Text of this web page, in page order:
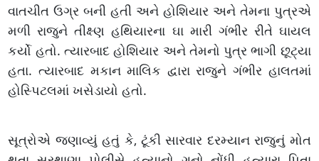
વાતચીત ઉગ્ર બની હતી અને હોશિયાર અને તેમના પુત્રએ
મળી રાજુને તીક્ષ્ણ હથિયારના ઘા મારી ગંભીર રીતે ઘાયલ
કર્યો હતો. ત્યારબાદ હોશિયાર અને તેમનો પુત્ર ભાગી છૂટ્યા
હતા. ત્યારબાદ મકાન માલિક દ્વારા રાજુને ગંભીર હાલતમાં
હોસ્પિટલમાં ખસેડાયો હતો.
સૂત્રોએ જણાવ્યું હતું કે, ટૂંકી સારવાર દરમ્યાન રાજુનું મોત